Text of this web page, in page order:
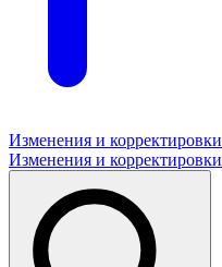
Изменения и корректировки
Изменения и корректировки